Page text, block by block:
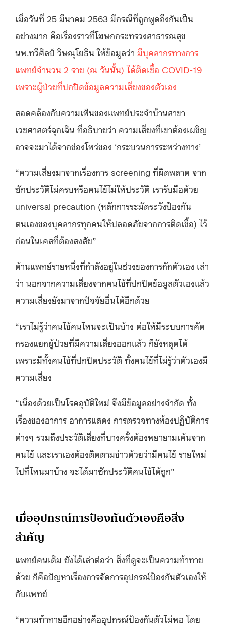
เมื่อวันที่ 25 มีนาคม 2563 มีกรณีที่ถูกพูดถึงกันเป็น
อย่างมาก คือเรื่องราวที่โฆษกกระทรวงสาธารณสุข
นพ.ทวีศิลป์ วิษณุโยธิน ให้ข้อมูลว่า มีบุคลากรทางการ
แพทย์จำนวน 2 ราย (ณ วันนั้น) ได้ติดเชื้อ COVID-19
เพราะผู้ป่วยที่ปกปิดข้อมูลความเสี่ยงของตัวเอง
สอดคล้องกับความเห็นของแพทย์ประจำบ้านสาขา
เวชศาสตร์ฉุกเฉิน ที่อธิบายว่า ความเสี่ยงที่เขาต้องเผชิญ
อาจจะมาได้จากช่องโหว่ของ ‘กระบวนการระหว่างทาง’
“ความเสี่ยงมาจากเรื่องการ screening ที่ผิดพลาด จาก
ซักประวัติไม่ครบหรือคนไข้ไม่ให้ประวัติ เรารับมือด้วย
universal precaution (หลักการระมัดระวังป้องกัน
ตนเองของบุคลากรทุกคนให้ปลอดภัยจากการติดเชื้อ) ไว้
ก่อนในเคสที่ต้องสงสัย”
ด้านแพทย์รายหนึ่งที่กำลังอยู่ในช่วงของการกักตัวเอง เล่า
ว่า นอกจากความเสี่ยงจากคนไข้ที่ปกปิดข้อมูลตัวเองแล้ว
ความเสี่ยงยังมาจากปัจจัยอื่นได้อีกด้วย
“เราไม่รู้ว่าคนไข้คนไหนจะเป็นบ้าง ต่อให้มีระบบการคัด
กรองแยกผู้ป่วยที่มีความเสี่ยงออกแล้ว ก็ยังหลุดได้
เพราะมีทั้งคนไข้ที่ปกปิดประวัติ ทั้งคนไข้ที่ไม่รู้ว่าตัวเองมี
ความเสี่ยง
“เนื่องด้วยเป็นโรคอุบัติใหม่ จึงมีข้อมูลอย่างจำกัด ทั้ง
เรื่องของอาการ อาการแสดง การตรวจทางห้องปฏิบัติการ
ต่างๆ รวมถึงประวัติเสี่ยงที่บางครั้งต้องพยายามเค้นจาก
คนไข้ และเราเองต้องติดตามข่าวด้วยว่ามีคนไข้ รายใหม่
ไปที่ไหนมาบ้าง จะได้มาซักประวัติคนไข้ได้ถูก”
เมื่ออุปกรณ์การป้องกันตัวเองคือสิ่ง
สำคัญ
แพทย์คนเดิม ยังได้เล่าต่อว่า สิ่งที่ดูจะเป็นความท้าทาย
ด้วย ก็คือปัญหาเรื่องการจัดการอุปกรณ์ป้องกันตัวเองให้
กับแพทย์
“ความท้าทายอีกอย่างคืออุปกรณ์ป้องกันตัวไม่พอ โดย